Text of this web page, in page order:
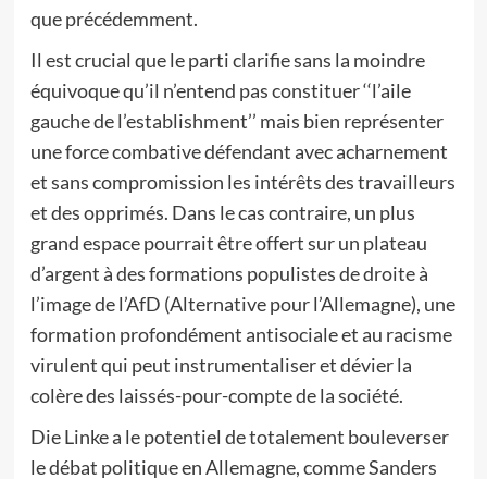
que précédemment.
Il est crucial que le parti clarifie sans la moindre
équivoque qu’il n’entend pas constituer ‘‘l’aile
gauche de l’establishment’’ mais bien représenter
une force combative défendant avec acharnement
et sans compromission les intérêts des travailleurs
et des opprimés. Dans le cas contraire, un plus
grand espace pourrait être offert sur un plateau
d’argent à des formations populistes de droite à
l’image de l’AfD (Alternative pour l’Allemagne), une
formation profondément antisociale et au racisme
virulent qui peut instrumentaliser et dévier la
colère des laissés-pour-compte de la société.
Die Linke a le potentiel de totalement bouleverser
le débat politique en Allemagne, comme Sanders